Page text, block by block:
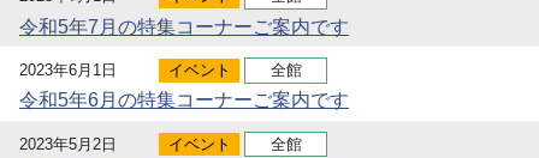
令和5年7月の特集コーナーご案内です
2023年6月1日 イベント 全館
令和5年6月の特集コーナーご案内です
2023年5月2日 イベント 全館